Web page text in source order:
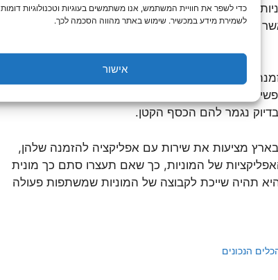
כדי לשפר את חוויית המשתמש, אנו משתמשים בעוגיות וטכנולוגיות דומות
לשמירת מידע במכשיר. שימוש באתר מהווה הסכמה לכך.
אישור
אתם יכולים להזמין מונית על ידי לחיצת כפתור,
מעדיפים לחסוך את התקשרות הזו ופשוט ליהנות
מונית הוא שהתשלום נעשה באשראי, בעזרת
גדול ונוחות מירבית בעבור אלו שלא אוהבים
נגמר להם הכסף הקטן.
מציעות את שירות עם אפליקציה להזמנה שלהן,
של המוניות, כך שאם תעצרו סתם כך מונית
תהיה שייכת לקבוצה של המוניות שמשתפות פעולה
הנכונים